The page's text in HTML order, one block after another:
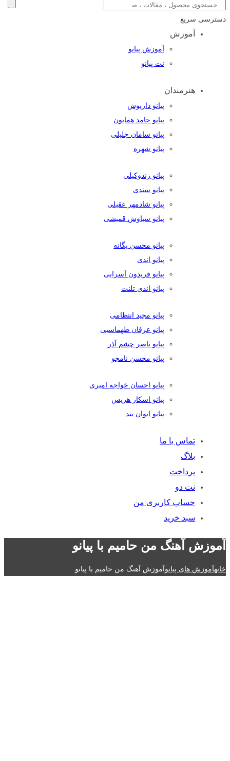
دسترسی سریع
آموزش
آموزش پیانو
نت پیانو
هنرمندان
پیانو داریوش
پیانو حامد همایون
پیانو سامان جلیلی
پیانو شهره
پیانو زندوکیلی
پیانو سندی
پیانو شادمهر عقیلی
پیانو سیاوش قمیشی
پیانو محسن یگانه
پیانو اندی
پیانو فریدون آسرایی
پیانو اندی تلنت
پیانو مجید انتظامی
پیانو عرفان طهماسبی
پیانو ناصر چشم آذر
پیانو محسن نامجو
پیانو احسان خواجه امیری
پیانو اسکار هریس
پیانو ایوان بند
تماس با ما
بلاگ
پرداخت
نت دو
حساب کاربری من
سبد خرید
آموزش آهنگ من حامیم با پیانو
خانهآموزش های پیانوآموزش آهنگ من حامیم با پیانو